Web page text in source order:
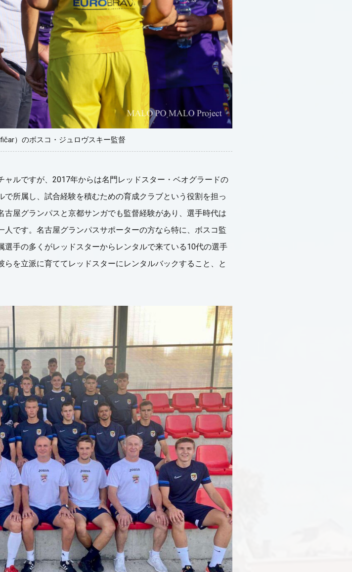
）のボスコ・ジュロヴスキー監督
ルですが、2017年からは名門レッドスター・ベオグラードの
所属し、試合経験を積むための育成クラブという役割を担っ
屋グランパスと京都サンガでも監督経験があり、選手時代は
です。名古屋グランパスサポーターの方なら特に、ボスコ監
手の多くがレッドスターからレンタルで来ている10代の選手
を立派に育ててレッドスターにレンタルバックすること、と